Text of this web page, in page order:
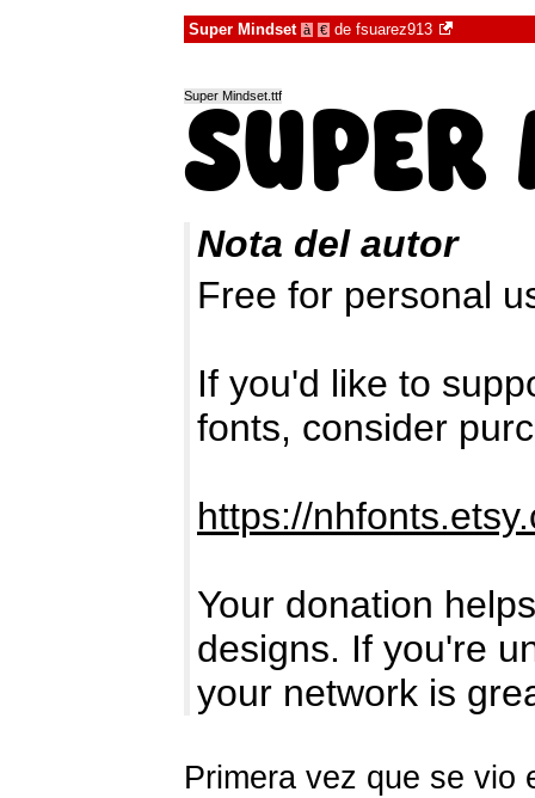
Super Mindset à € de fsuarez913
Super Mindset.ttf
Nota del autor
Free for personal
If you'd like to
fonts, consider
https://
Your donation
designs. If you're
your network is
Primera vez que se vio